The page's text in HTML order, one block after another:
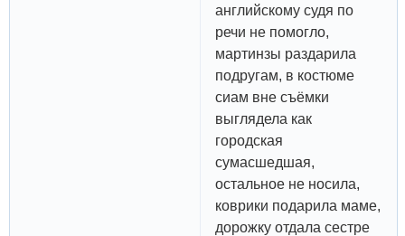
английскому судя по
речи не помогло,
мартинзы раздарила
подругам, в костюме
сиам вне съёмки
выглядела как
городская
сумасшедшая,
остальное не носила,
коврики подарила маме,
дорожку отдала сестре